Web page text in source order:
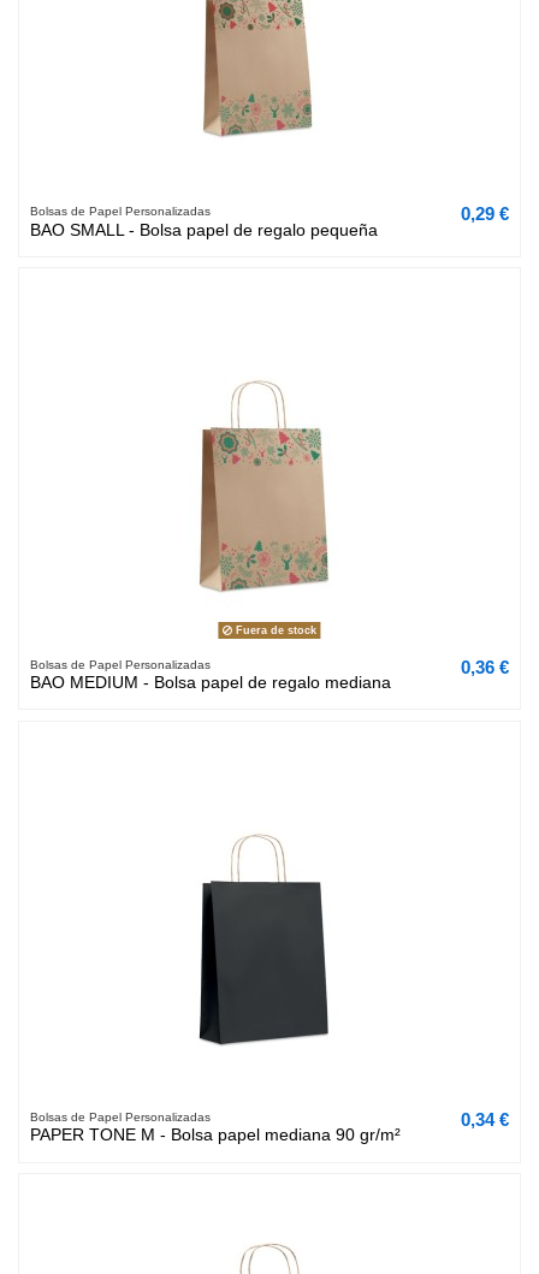
Bolsas de Papel Personalizadas
BAO SMALL - Bolsa papel de regalo pequeña
0,29 €
Fuera de stock
Bolsas de Papel Personalizadas
BAO MEDIUM - Bolsa papel de regalo mediana
0,36 €
Bolsas de Papel Personalizadas
PAPER TONE M - Bolsa papel mediana 90 gr/m²
0,34 €